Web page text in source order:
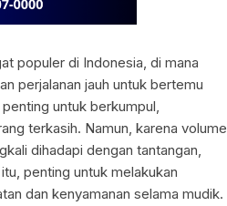
populer di Indonesia, di mana
perjalanan jauh untuk bertemu
untuk berkumpul,
terkasih. Namun, karena volume
dihadapi dengan tantangan,
penting untuk melakukan
dan kenyamanan selama mudik.